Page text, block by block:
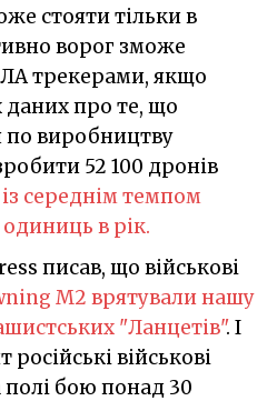
стояти тільки в
ворог зможе
трекерами, якщо
даних про те, що
по виробництву
52 100 дронів
із середнім темпом
в рік.
писав, що військові
M2 врятували нашу
"Ланцетів". І
військові
бою понад 30